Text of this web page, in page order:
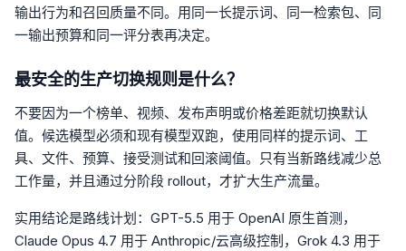
输出行为和召回质量不同。用同一长提示词、同一检索包、同
一输出预算和同一评分表再决定。
最安全的生产切换规则是什么？
不要因为一个榜单、视频、发布声明或价格差距就切换默认
值。候选模型必须和现有模型双跑，使用同样的提示词、工
具、文件、预算、接受测试和回滚阈值。只有当新路线减少总
工作量，并且通过分阶段 rollout，才扩大生产流量。
实用结论是路线计划：GPT-5.5 用于 OpenAI 原生首测，
Claude Opus 4.7 用于 Anthropic/云高级控制，Grok 4.3 用于